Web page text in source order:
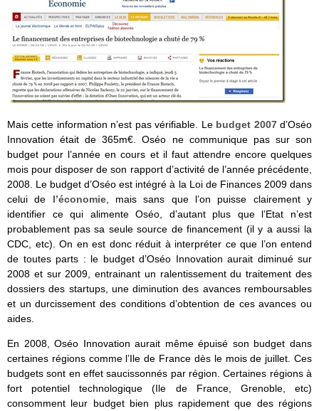
Mais cette information n’est pas vérifiable. Le budget 2007d’Oséo
Innovation était de 365m€. Oséo ne communique pas sur son
budget pour l’année en cours et il faut attendre encore quelques
mois pour disposer de son rapport d’activité de l’année précédente,
2008. Le budget d’Oséo est intégré à la Loi de Finances 2009 dans
celui de l’économie, mais sans que l’on puisse clairement y
identifier ce qui alimente Oséo, d’autant plus que l’Etat n’est
probablement pas sa seule source de financement (il y a aussi la
CDC, etc). On en est donc réduit à interpréter ce que l’on entend
de toutes parts : le budget d’Oséo Innovation aurait diminué sur
2008 et sur 2009, entrainant un ralentissement du traitement des
dossiers des startups, une diminution des avances remboursables
et un durcissement des conditions d’obtention de ces avances ou
aides.
En 2008, Oséo Innovation aurait même épuisé son budget dans
certaines régions comme l’Ile de France dès le mois de juillet. Ces
budgets sont en effet saucissonnés par région. Certaines régions à
fort potentiel technologique (Ile de France, Grenoble, etc)
consomment leur budget bien plus rapidement que des régions